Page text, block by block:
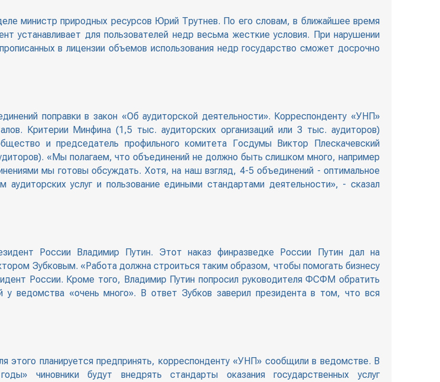
министр природных ресурсов Юрий Трутнев. По его словам, в ближайшее время
устанавливает для пользователей недр весьма жесткие условия. При нарушении
в лицензии объемов использования недр государство сможет досрочно
поправки в закон «Об аудиторской деятельности». Корреспонденту «УНП»
Критерии Минфина (1,5 тыс. аудиторских организаций или 3 тыс. аудиторов)
и председатель профильного комитета Госдумы Виктор Плескачевский
«Мы полагаем, что объединений не должно быть слишком много, например
мы готовы обсуждать. Хотя, на наш взгляд, 4-5 объединений - оптимальное
услуг и пользование едиными стандартами деятельности», - сказал
России Владимир Путин. Этот наказ финразведке России Путин дал на
Зубковым. «Работа должна строиться таким образом, чтобы помогать бизнесу
России. Кроме того, Владимир Путин попросил руководителя ФСФМ обратить
ведомства «очень много». В ответ Зубков заверил президента в том, что вся
этого планируется предпринять, корреспонденту «УНП» сообщили в ведомстве. В
чиновники будут внедрять стандарты оказания государственных услуг